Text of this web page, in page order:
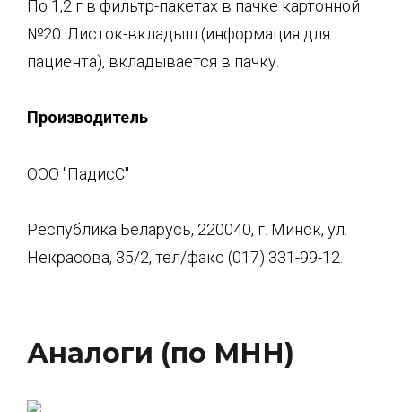
По 1,2 г в фильтр-пакетах в пачке картонной
№20. Листок-вкладыш (информация для
пациента), вкладывается в пачку.
Производитель
ООО "ПадисС"
Республика Беларусь, 220040, г. Минск, ул.
Некрасова, 35/2, тел/факс (017) 331-99-12.
Аналоги (по МНН)